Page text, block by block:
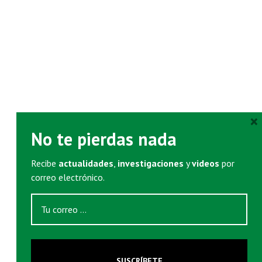
No te pierdas nada
Recibe actualidades, investigaciones yvideos por
correo electrónico.
×